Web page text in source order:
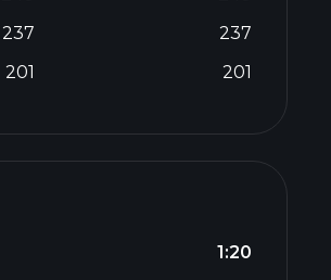
237
237
201 201
1:20